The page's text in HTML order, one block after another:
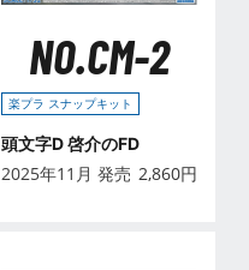
NO.CM-2
楽プラ スナップキット
頭文字D 啓介のFD
2025年11月 発売 2,860円